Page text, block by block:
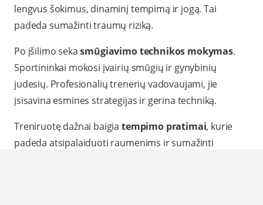
lengvus šokimus, dinaminį tempimą ir jogą. Tai
padeda sumažinti traumų riziką.
Po įšilimo sekasmūgiavimo technikos mokymas.
Sportininkai mokosi įvairių smūgių ir gynybinių
judesių. Profesionalių trenerių vadovaujami, jie
įsisavina esmines strategijas ir gerina techniką.
Treniruotę dažnai baigia tempimo pratimai, kurie
padeda atsipalaiduoti raumenims ir sumažinti